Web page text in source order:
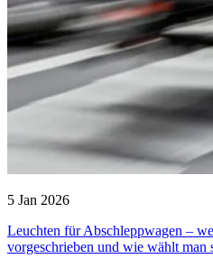
5 Jan 2026
Leuchten für Abschleppwagen –
vorgeschrieben und wie wählt man